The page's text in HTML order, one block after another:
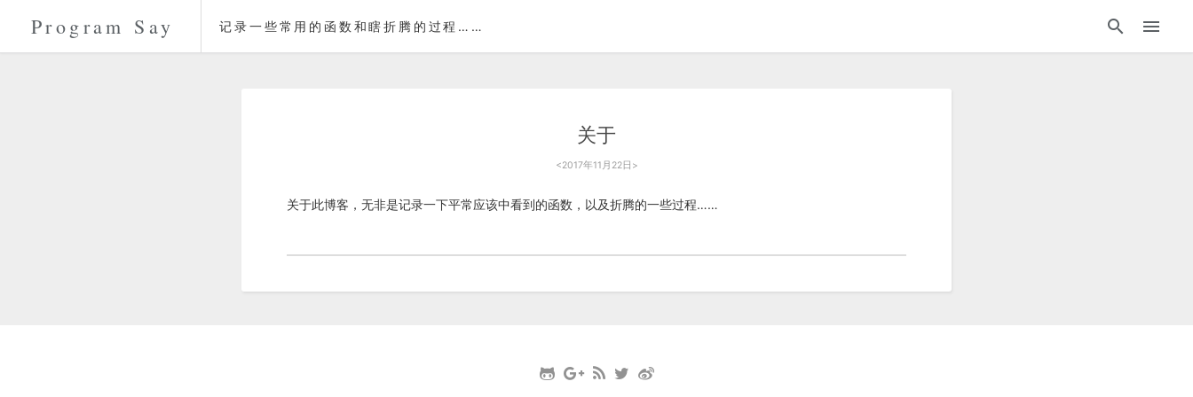
Program Say 记录一些常用的函数和瞎折腾的过程……
关于
<2017年11月22日 >
关于此博客，无非是记录一下平常应该中看到的函数，以及折腾的一些过程……